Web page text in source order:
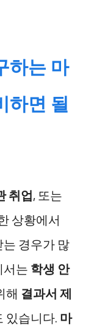
하는 마
하면 될
취업, 또는
상황에서
경우가 많
는학생 안
해 결과서 제
있습니다.마